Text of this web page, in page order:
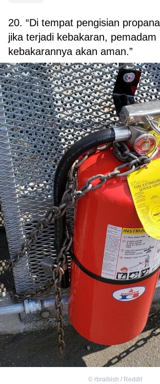
20. “Di tempat pengisian
jika terjadi kebakaran, pemadam
kebakarannya akan aman.”
© rbraibish / Reddit